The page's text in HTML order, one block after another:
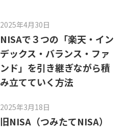
2025年4月30日
NISAで３つの「楽天・イン
デックス・バランス・ファ
ンド」を引き継ぎながら積
み立てていく方法
2025年3月18日
旧NISA（つみたてNISA）